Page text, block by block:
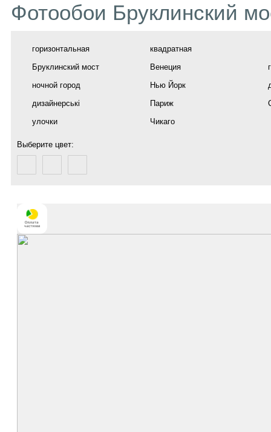
Фотообои Бруклинский
горизонтальная
квадратная
Бруклинский мост
Венеция
ночной город
Нью Йорк
дизайнерські
Париж
улочки
Чикаго
Выберите цвет: